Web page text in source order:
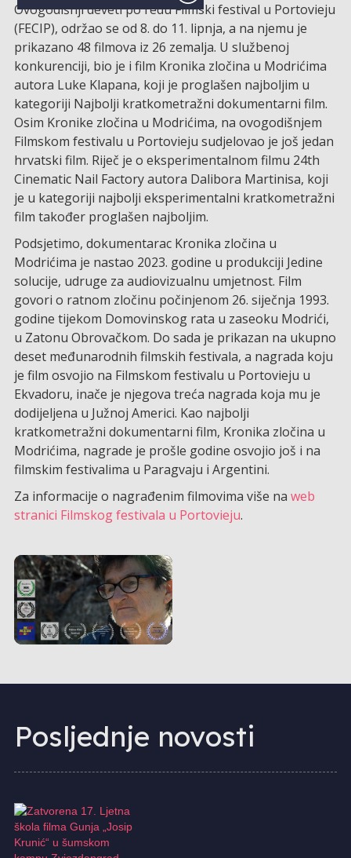
Ovogodišnji deveti po redu Filmski festival u Portovieju
(FECIP), održao se od 8. do 11. lipnja, a na njemu je
prikazano 48 filmova iz 26 zemalja. U službenoj
konkurenciji, bio je i film Kronika zločina u Modrićima
autora Luke Klapana, koji je proglašen najboljim u
kategoriji Najbolji kratkometražni dokumentarni film.
Osim Kronike zločina u Modrićima, na ovogodišnjem
Filmskom festivalu u Portovieju sudjelovao je još jedan
hrvatski film. Riječ je o eksperimentalnom filmu 24th
Cinematic Nail Factory autora Dalibora Martinisa, koji
je u kategoriji najbolji eksperimentalni kratkometražni
film također proglašen najboljim.
Podsjetimo, dokumentarac Kronika zločina u
Modrićima je nastao 2023. godine u produkciji Jedine
solucije, udruge za audiovizualnu umjetnost. Film
govori o ratnom zločinu počinjenom 26. siječnja 1993.
godine tijekom Domovinskog rata u zaseoku Modrići,
u Zatonu Obrovačkom. Do sada je prikazan na ukupno
deset međunarodnih filmskih festivala, a nagrada koju
je film osvojio na Filmskom festivalu u Portovieju u
Ekvadoru, inače je njegova treća nagrada koja mu je
dodijeljena u Južnoj Americi. Kao najbolji
kratkometražni dokumentarni film, Kronika zločina u
Modrićima, nagrade je prošle godine osvojio još i na
filmskim festivalima u Paragvaju i Argentini.
Za informacije o nagrađenim filmovima više na web
stranici Filmskog festivala u Portovieju.
Posljednje novosti